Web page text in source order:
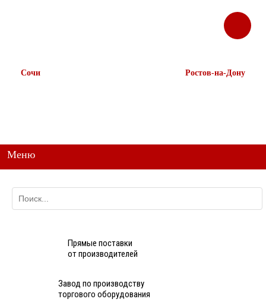
Сочи
ЗАКАЗАТЬ
ЗВОНОК
Ростов-на-Дону
Меню
Прямые поставки
от производителей
Завод по производству
торгового оборудования